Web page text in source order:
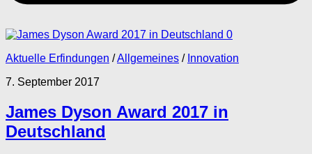
0
Aktuelle Erfindungen /Allgemeines / Innovation
7. September 2017
James Dyson Award 2017 in
Deutschland